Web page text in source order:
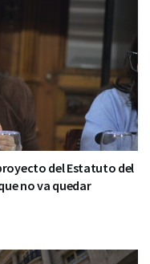
del Estatuto del
no va quedar